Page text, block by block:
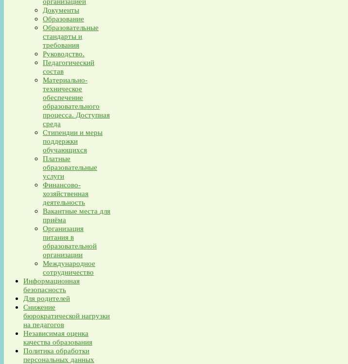
Документы
Образование
Образовательные
стандарты и
требования
Руководство.
Педагогический
состав
Материально-
техническое
обеспечение
образовательного
процесса. Доступная
среда
Стипендии и меры
поддержки
обучающихся
Платные
образовательные
услуги
Финансово-
хозяйственная
деятельность
Вакантные места для
приёма
Организация
питания в
образовательной
организации
Международное
сотрудничество
Информационная
безопасность
Для родителей
Снижение
бюрократической нагрузки
на педагогов
Независимая оценка
качества образования
Политика обработки
персональных данных